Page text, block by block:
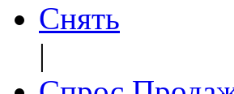
Снять
|